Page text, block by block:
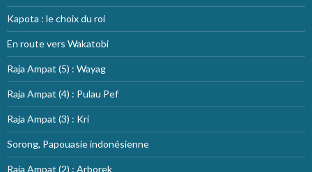
Kapota : le choix du roi
En route vers Wakatobi
Raja Ampat (5) : Wayag
Raja Ampat (4) : Pulau Pef
Raja Ampat (3) : Kri
Sorong, Papouasie indonésienne
Raja Ampat (2) : Arborek